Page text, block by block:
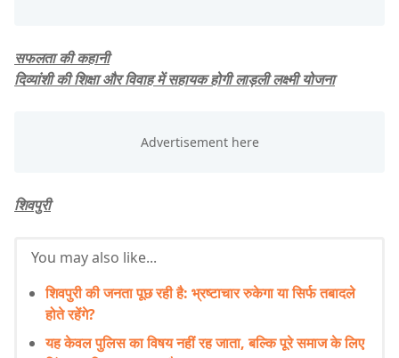
सफलता की कहानी
दिव्यांशी की शिक्षा और विवाह में सहायक होगी लाड़ली लक्ष्मी योजना
शिवपुरी
You may also like...
शिवपुरी की जनता पूछ रही है: भ्रष्टाचार रुकेगा या सिर्फ तबादले
होते रहेंगे?
यह केवल पुलिस का विषय नहीं रह जाता, बल्कि पूरे समाज के लिए